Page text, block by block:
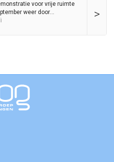
>
voor vrije ruimte
weer door